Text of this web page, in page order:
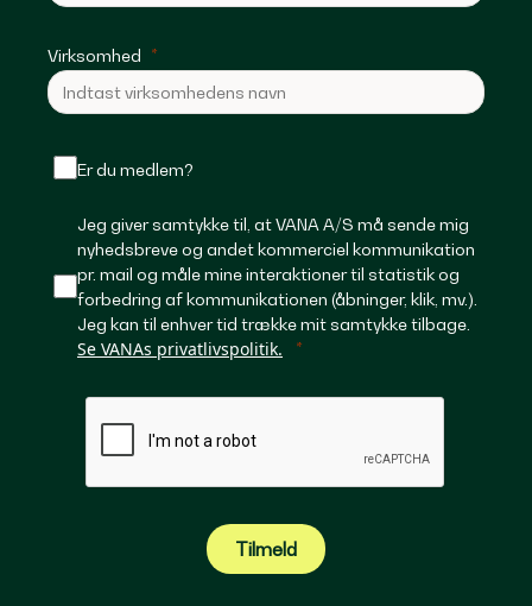
Virksomhed
Er du medlem?
Jeg giver samtykke til, at VANA A/S må sende mig
nyhedsbreve og andet kommerciel kommunikation
pr. mail og måle mine interaktioner til statistik og
forbedring af kommunikationen (åbninger, klik, mv.).
Jeg kan til enhver tid trække mit samtykke tilbage.
Se VANAs privatlivspolitik.
Tilmeld